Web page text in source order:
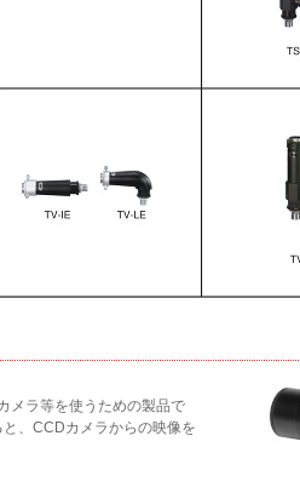
メラ等を使うための製品で
、CCDカメラからの映像を